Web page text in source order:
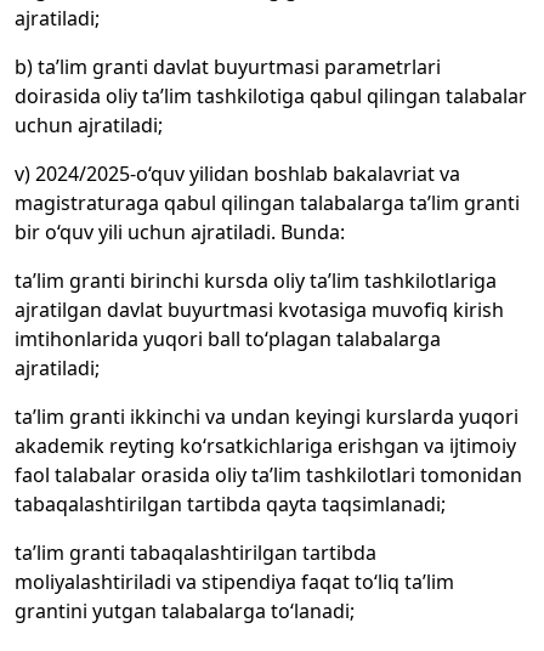
ajratiladi;
b) ta’lim granti davlat buyurtmasi parametrlari
doirasida oliy ta’lim tashkilotiga qabul qilingan talabalar
uchun ajratiladi;
v) 2024/2025-o‘quv yilidan boshlab bakalavriat va
magistraturaga qabul qilingan talabalarga ta’lim granti
bir o‘quv yili uchun ajratiladi. Bunda:
ta’lim granti birinchi kursda oliy ta’lim tashkilotlariga
ajratilgan davlat buyurtmasi kvotasiga muvofiq kirish
imtihonlarida yuqori ball to‘plagan talabalarga
ajratiladi;
ta’lim granti ikkinchi va undan keyingi kurslarda yuqori
akademik reyting ko‘rsatkichlariga erishgan va ijtimoiy
faol talabalar orasida oliy ta’lim tashkilotlari tomonidan
tabaqalashtirilgan tartibda qayta taqsimlanadi;
ta’lim granti tabaqalashtirilgan tartibda
moliyalashtiriladi va stipendiya faqat to‘liq ta’lim
grantini yutgan talabalarga to‘lanadi;